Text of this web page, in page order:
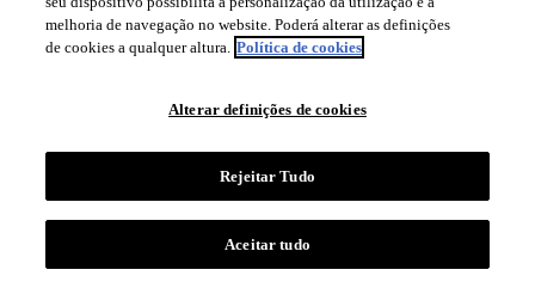
melhoria de navegação no website. Poderá alterar as definições
de cookies a qualquer altura. Política de cookies
Alterar definições de cookies
Rejeitar Tudo
Aceitar tudo